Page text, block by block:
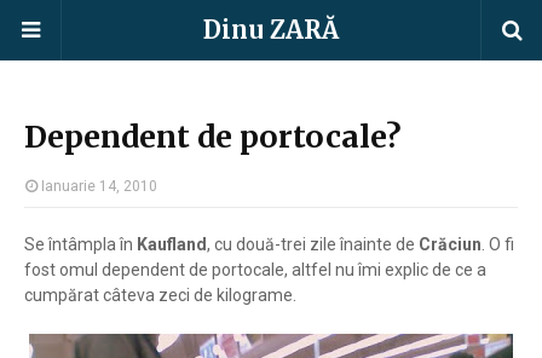
Dinu ZARĂ
Dependent de portocale?
Ianuarie 14, 2010
Se întâmpla în Kaufland, cu două-trei zile înainte de Crăciun . O fi
fost omul dependent de portocale, altfel nu îmi explic de ce a
cumpărat câteva zeci de kilograme.